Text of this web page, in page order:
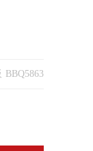
六汉堡平板 BBQ5863